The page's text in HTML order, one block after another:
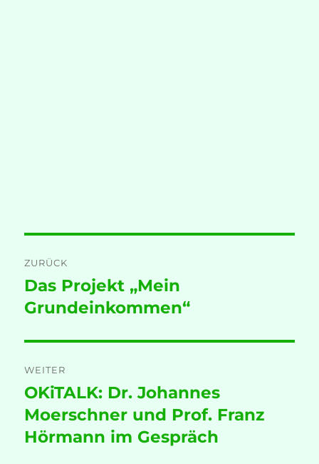
ZURÜCK
Vorheriger
Beitrag:
Das Projekt „Mein
Grundeinkommen“
WEITER
Nächster
Beitrag:
OKiTALK: Dr. Johannes
Moerschner und Prof. Franz
Hörmann im Gespräch